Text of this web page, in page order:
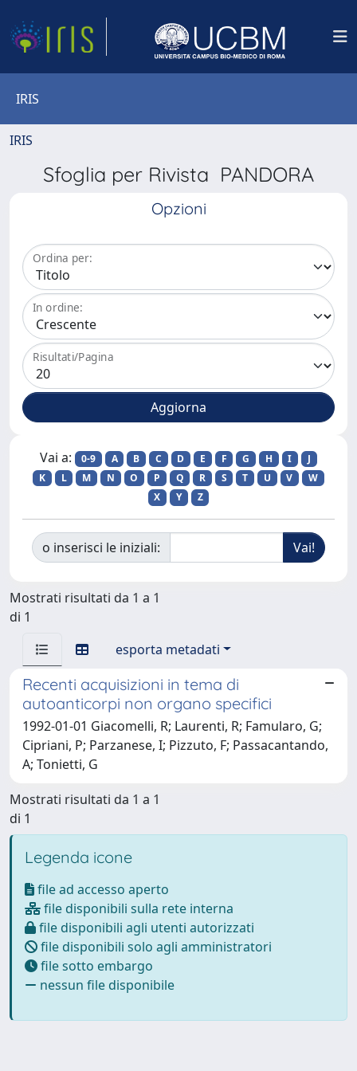
IRIS
IRIS
Sfoglia per Rivista PANDORA
Opzioni
Ordina per:
In ordine:
Risultati/Pagina
Vai a: 0-9 A B C D E F G H I
J
K
L M N O P Q R S T U V
W
X
Y Z
o inserisci le iniziali:
Mostrati risultati da 1 a 1
di 1
esporta metadati
Recenti acquisizioni in tema di
autoanticorpi non organo specifici
1992-01-01 Giacomelli, R; Laurenti, R; Famularo, G;
Cipriani, P; Parzanese, I; Pizzuto, F; Passacantando,
A; Tonietti, G
Mostrati risultati da 1 a 1
di 1
Legenda icone
file ad accesso aperto
file disponibili sulla rete interna
file disponibili agli utenti autorizzati
file disponibili solo agli amministratori
file sotto embargo
nessun file disponibile